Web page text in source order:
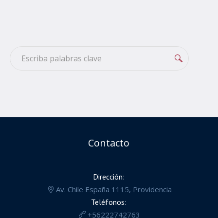
Contacto
Dirección:
Av. Chile España 1115, Providencia
Teléfonos:
+56222742763